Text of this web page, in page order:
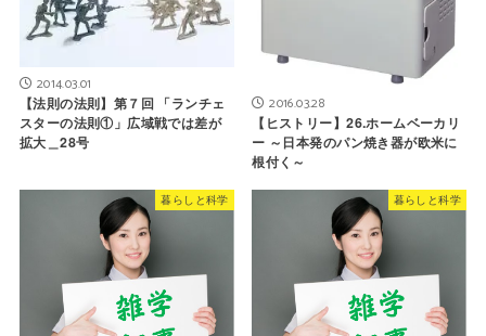
2014.03.01
【法則の法則】第７回 「ランチェ
スターの法則①」広域戦では差が
拡大＿28号
2016.03.28
【ヒストリー】26.ホームベーカリ
ー ～日本発のパン焼き器が欧米に
根付く～
暮らしと科学 暮らしと科学